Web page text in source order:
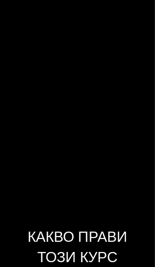
КАКВО ПРАВИ
ТОЗИ КУРС